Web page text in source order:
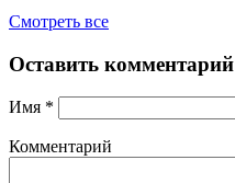
Смотреть все
Оставить комментарий
Имя *
Комментарий